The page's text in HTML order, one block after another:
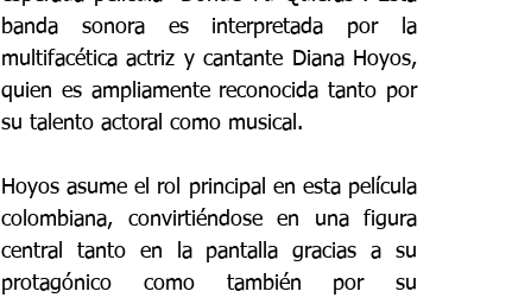
banda sonora es interpretada por la
multifacética actriz y cantante Diana Hoyos,
quien es ampliamente reconocida tanto por
su talento actoral como musical.
Hoyos asume el rol principal en esta película
colombiana, convirtiéndose en una figura
central tanto en la pantalla gracias a su
protagónico como también por su